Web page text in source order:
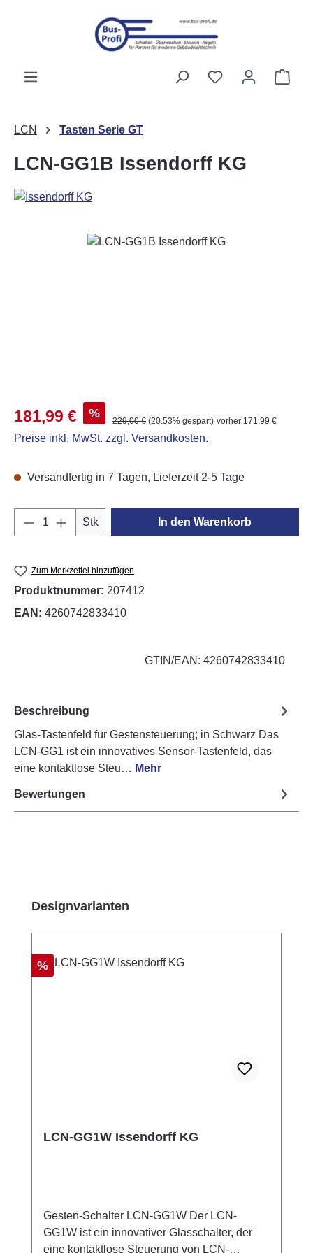
Zum Hauptinhalt springen
Du hast 0
LCN Tasten Serie GT
LCN-GG1B Issendorff KG
Bildergalerie überspringen
Verkaufspreis:
181,99 € % Regulärer Preis:
229,00 € (20.53% gespart) vorher 171,99 €
Preise inkl. MwSt. zzgl. Versandkosten.
Versandfertig in 7 Tagen, Lieferzeit 2-5 Tage
Produkt Anzahl: Gib den gewünschten
Stk In den Warenkorb
Zum Merkzettel hinzufügen
Produktnummer: 207412
EAN: 4260742833410
GTIN/EAN: 4260742833410
Beschreibung
Glas-Tastenfeld für Gestensteuerung; in Schwarz Das
LCN-GG1 ist ein innovatives Sensor-Tastenfeld, das
eine kontaktlose Steu… Mehr
Bewertungen
Produktgalerie überspringen
Designvarianten
Rabatt
%
LCN-GG1W Issendorff KG
Gesten-Schalter LCN-GG1W Der LCN-
GG1W ist ein innovativer Glasschalter, der
eine kontaktlose Steuerung von LCN-